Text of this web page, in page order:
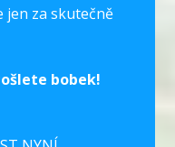
jen za skutečně
bobek!